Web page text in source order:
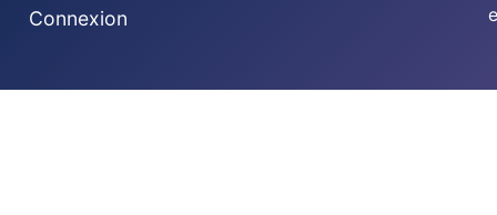
Connexion